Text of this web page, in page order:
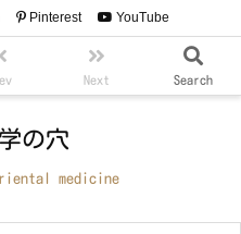
Next Search
Pinterest YouTube
の穴
medicine